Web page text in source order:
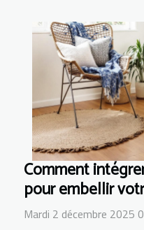
Comment
pour embellir
Mardi 2 décembre 2025